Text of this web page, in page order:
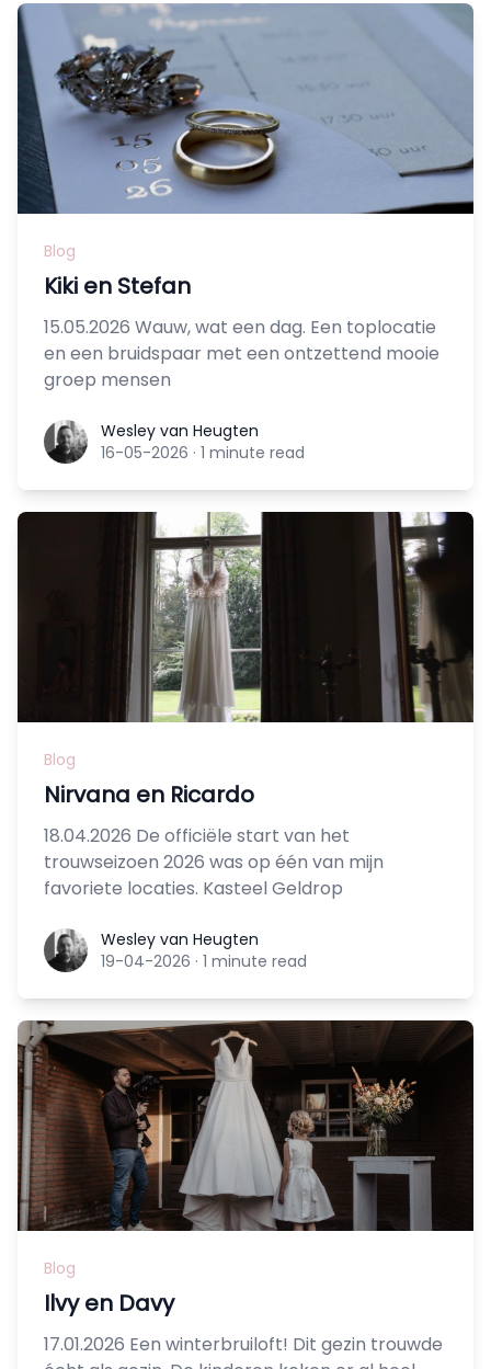
Blog
Kiki en Stefan
15.05.2026 Wauw, wat een dag. Een toplocatie
en een bruidspaar met een ontzettend mooie
groep mensen
Wesley van Heugten
Wesley van Heugten
16-05-2026 · 1 minute read
Blog
Nirvana en Ricardo
18.04.2026 De officiële start van het
trouwseizoen 2026 was op één van mijn
favoriete locaties. Kasteel Geldrop
Wesley van Heugten
Wesley van Heugten
19-04-2026 · 1 minute read
Blog
Ilvy en Davy
17.01.2026 Een winterbruiloft! Dit gezin trouwde